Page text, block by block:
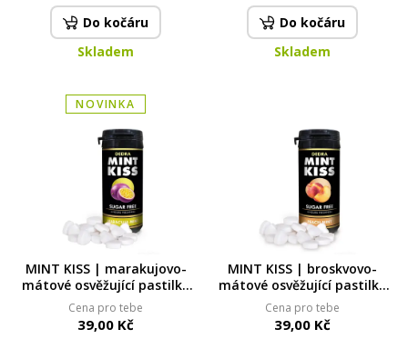
Do kočáru
Skladem
Do kočáru
Skladem
NOVINKA
MINT KISS | marakujovo-
mátové osvěžující pastilky
bez cukru | maracuja mint |
28 g
Cena pro tebe
39,00 Kč
MINT KISS | broskvovo-
mátové osvěžující pastilky
bez cukru peach mint | 28 g
Cena pro tebe
39,00 Kč